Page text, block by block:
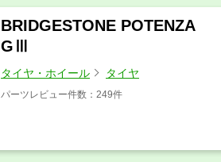
BRIDGESTONE POTENZA
GⅢ
タイヤ・ホイール タイヤ
パーツレビュー件数：249件